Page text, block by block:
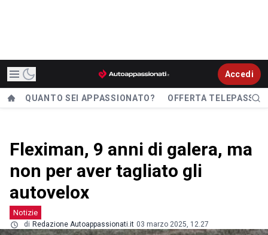
Accedi
QUANTO SEI APPASSIONATO? OFFERTA TELEPASS
Fleximan, 9 anni di galera, ma
non per aver tagliato gli
autovelox
Notizie
di Redazione Autoappassionati.it 03 marzo 2025, 12.27